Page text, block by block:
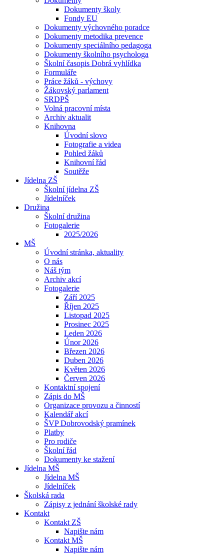
Dokumenty školy
Fondy EU
Dokumenty výchovného poradce
Dokumenty metodika prevence
Dokumenty speciálního pedagoga
Dokumenty školního psychologa
Školní časopis Dobrá vyhlídka
Formuláře
Práce žáků - výchovy
Žákovský parlament
SRDPŠ
Volná pracovní místa
Archiv aktualit
Knihovna
Úvodní slovo
Fotografie a videa
Pohled žáků
Knihovní řád
Soutěže
Jídelna ZŠ
Školní jídelna ZŠ
Jídelníček
Družina
Školní družina
Fotogalerie
2025/2026
MŠ
Úvodní stránka, aktuality
O nás
Náš tým
Archiv akcí
Fotogalerie
Září 2025
Říjen 2025
Listopad 2025
Prosinec 2025
Leden 2026
Únor 2026
Březen 2026
Duben 2026
Květen 2026
Červen 2026
Kontaktní spojení
Zápis do MŠ
Organizace provozu a činností
Kalendář akcí
ŠVP Dobrovodský pramínek
Platby
Pro rodiče
Školní řád
Dokumenty ke stažení
Jídelna MŠ
Jídelna MŠ
Jídelníček
Školská rada
Zápisy z jednání školské rady
Kontakt
Kontakt ZŠ
Napište nám
Kontakt MŠ
Napište nám